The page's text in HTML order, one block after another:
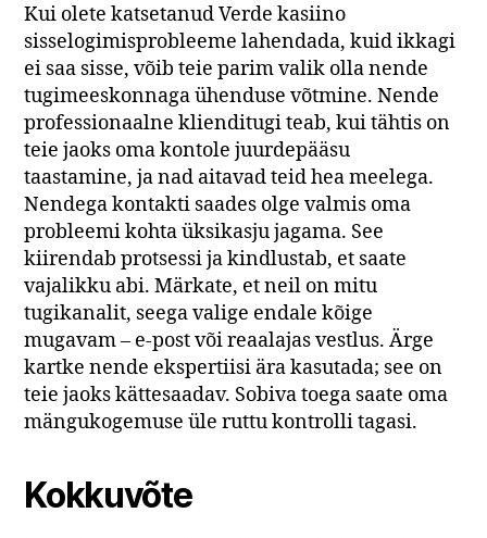
Kui olete katsetanud Verde kasiino
sisselogimisprobleeme lahendada, kuid ikkagi
ei saa sisse, võib teie parim valik olla nende
tugimeeskonnaga ühenduse võtmine. Nende
professionaalne klienditugi teab, kui tähtis on
teie jaoks oma kontole juurdepääsu
taastamine, ja nad aitavad teid hea meelega.
Nendega kontakti saades olge valmis oma
probleemi kohta üksikasju jagama. See
kiirendab protsessi ja kindlustab, et saate
vajalikku abi. Märkate, et neil on mitu
tugikanalit, seega valige endale kõige
mugavam – e-post või reaalajas vestlus. Ärge
kartke nende ekspertiisi ära kasutada; see on
teie jaoks kättesaadav. Sobiva toega saate oma
mängukogemuse üle ruttu kontrolli tagasi.
Kokkuvõte